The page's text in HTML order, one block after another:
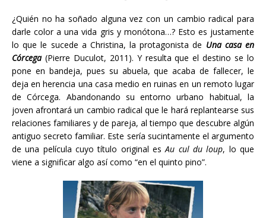
¿Quién no ha soñado alguna vez con un cambio radical para
darle color a una vida gris y monótona…? Esto es justamente
lo que le sucede a Christina, la protagonista de Una casa en
Córcega(Pierre Duculot, 2011). Y resulta que el destino se lo
pone en bandeja, pues su abuela, que acaba de fallecer, le
deja en herencia una casa medio en ruinas en un remoto lugar
de Córcega. Abandonando su entorno urbano habitual, la
joven afrontará un cambio radical que le hará replantearse sus
relaciones familiares y de pareja, al tiempo que descubre algún
antiguo secreto familiar. Este sería sucintamente el argumento
de una película cuyo título original esAu cul du loup, lo que
viene a significar algo así como “en el quinto pino”.